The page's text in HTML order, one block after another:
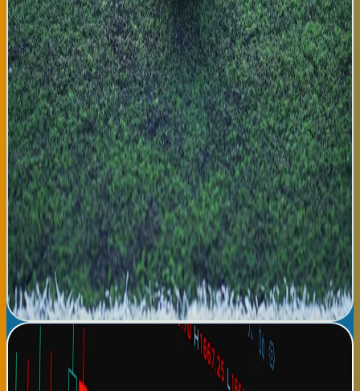
mundial. Para el país, la victoria tiene implicaciones culturales:
demuestra que capacidad atlética y excelencia de género es
universal, generando inspiración para millones de niñas
españolas que ahora ven carrera profesional en fútbol como
opción viable. Para ciudades como Bilbao, con fuerte tradición
de Athletic Club Femenino, la victoria nacional representa
validación de su compromiso con deporte femenino. La Eurocopa
Femenina 2026 es recordada como torneo que elevó el nivel
técnico del fútbol femenino europeo a nuevas alturas, con
audiencias televisivas que alcanzaron números nunca vistos.
España, como campeona, liderará delegación europea a Copa
Mundial Femenina 2027 en Australia con confianza renovada y
objetivo de ganar torneo más importante del deporte. Los
jugadores españoles serán recibidos como héroes a su regreso a
Madrid, con desfiles de celebración planificados en próximos
días. La victoria abre potencialmente puertas a mayor inversión
en fútbol femenino español, generando ciclo virtuoso de
excelencia deportiva y crecimiento del deporte a nivel popular.
Leer noticia completa →
FMI revisa al alza proyecciones de crecimiento económico
global: economía mundial más robusta